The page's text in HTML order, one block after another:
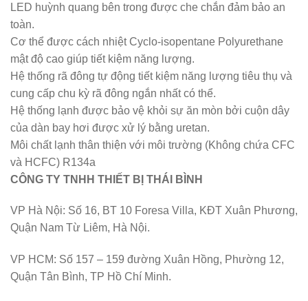
LED huỳnh quang bên trong được che chắn đảm bảo an
toàn.
Cơ thể được cách nhiệt Cyclo-isopentane Polyurethane
mật độ cao giúp tiết kiệm năng lượng.
Hệ thống rã đông tự động tiết kiệm năng lượng tiêu thụ và
cung cấp chu kỳ rã đông ngắn nhất có thể.
Hệ thống lạnh được bảo vệ khỏi sự ăn mòn bởi cuộn dây
của dàn bay hơi được xử lý bằng uretan.
Môi chất lạnh thân thiện với môi trường (Không chứa CFC
và HCFC) R134a
CÔNG TY TNHH THIẾT BỊ THÁI BÌNH
VP Hà Nội: Số 16, BT 10 Foresa Villa, KĐT Xuân Phương,
Quận Nam Từ Liêm, Hà Nội.
VP HCM: Số 157 – 159 đường Xuân Hồng, Phường 12,
Quận Tân Bình, TP Hồ Chí Minh.